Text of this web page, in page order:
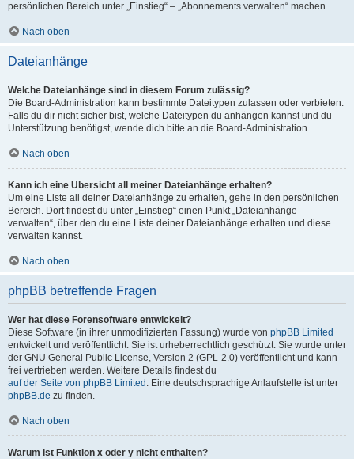
persönlichen Bereich unter „Einstieg“ – „Abonnements verwalten“ machen.
Nach oben
Dateianhänge
Welche Dateianhänge sind in diesem Forum zulässig?
Die Board-Administration kann bestimmte Dateitypen zulassen oder verbieten.
Falls du dir nicht sicher bist, welche Dateitypen du anhängen kannst und du
Unterstützung benötigst, wende dich bitte an die Board-Administration.
Nach oben
Kann ich eine Übersicht all meiner Dateianhänge erhalten?
Um eine Liste all deiner Dateianhänge zu erhalten, gehe in den persönlichen
Bereich. Dort findest du unter „Einstieg“ einen Punkt „Dateianhänge
verwalten“, über den du eine Liste deiner Dateianhänge erhalten und diese
verwalten kannst.
Nach oben
phpBB betreffende Fragen
Wer hat diese Forensoftware entwickelt?
Diese Software (in ihrer unmodifizierten Fassung) wurde von phpBB Limited
entwickelt und veröffentlicht. Sie ist urheberrechtlich geschützt. Sie wurde unter
der GNU General Public License, Version 2 (GPL-2.0) veröffentlicht und kann
frei vertrieben werden. Weitere Details findest du
auf der Seite von phpBB Limited . Eine deutschsprachige Anlaufstelle ist unter
phpBB.de zu finden.
Nach oben
Warum ist Funktion x oder y nicht enthalten?